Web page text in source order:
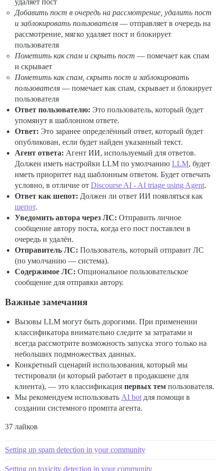
Добавить пост в очередь на рассмотрение, удалить пост
и заблокировать пользователя — отправляет в очередь на
рассмотрение, мягко удаляет пост и блокирует
пользователя
Пометить как спам и скрыть пост — помечает как спам
и скрывает
Пометить как спам, скрыть пост и заблокировать
пользователя — помечает как спам, скрывает и блокирует
пользователя
Ответ пользователю: Это пользователь, который будет
упомянут в шаблонном ответе.
Ответ: Это заранее определённый ответ, который будет
опубликован, если будет найден указанный текст.
Агент ответа: Агент ИИ, используемый для ответов.
Должен иметь настройки LLM по умолчанию LLM, будет
иметь приоритет над шаблонным ответом. Будет отвечать
условно, в отличие от Discourse AI - AI triage using Agent.
Ответ как шепот: Должен ли ответ ИИ появляться как
шепот.
Уведомить автора через ЛС: Отправить личное
сообщение автору поста, когда его пост поставлен в
очередь и удалён.
Отправитель ЛС: Пользователь, который отправит ЛС
(по умолчанию — система).
Содержимое ЛС: Опциональное пользовательское
сообщение для отправки автору.
Важные замечания
Вызовы LLM могут быть дорогими. При применении
классификатора внимательно следите за затратами и
всегда рассмотрите возможность запуска этого только на
небольших подмножествах данных.
Конкретный сценарий использования, который мы
тестировали (и который работает в продакшене для
клиента), — это классификация первых тем пользователя.
Мы рекомендуем использовать AI bot для помощи в
создании системного промпта агента.
37 лайков
Setting up spam detection in your community
Setting up toxicity detection in your community